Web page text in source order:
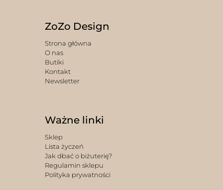
ZoZo Design
Strona główna
O nas
Butiki
Kontakt
Newsletter
Ważne linki
Sklep
Lista życzeń
Jak dbać o biżuterię?
Regulamin sklepu
Polityka prywatności